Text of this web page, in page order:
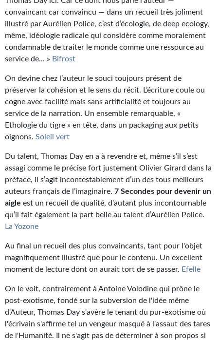
convaincant car convaincu — dans un recueil très joliment
illustré par Aurélien Police, c’est d’écologie, de deep ecology,
même, idéologie radicale qui considère comme moralement
condamnable de traiter le monde comme une ressource au
service de... » Bifrost
On devine chez l’auteur le souci toujours présent de
préserver la cohésion et le sens du récit. L’écriture coule ou
cogne avec facilité mais sans artificialité et toujours au
service de la narration. Un ensemble remarquable, «
Ethologie du tigre » en tête, dans un packaging aux petits
oignons. Soleil vert
Du talent, Thomas Day en a à revendre et, même s’il s’est
assagi comme le précise fort justement Olivier Girard dans la
préface, il s’agit incontestablement d’un des tous meilleurs
auteurs français de l’imaginaire. 7 Secondes pour devenir un
aigle est un recueil de qualité, d’autant plus incontournable
qu’il fait également la part belle au talent d’Aurélien Police.
La Yozone
Au final un recueil des plus convaincants, tant pour l'objet
magnifiquement illustré que pour le contenu. Un excellent
moment de lecture dont on aurait tort de se passer. Efelle
On le voit, contrairement à Antoine Volodine qui prône le
post-exotisme, fondé sur la subversion de l'idée même
d'Auteur, Thomas Day s'avère le tenant du pur-exotisme où
l'écrivain s'affirme tel un vengeur masqué à l'assaut des tares
de l'Humanité. Il ne s'agit pas de déterminer à son propos si